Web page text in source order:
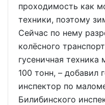
проходимость как
техники, поэтому
Сейчас по нему
колёсного
гусеничная
100 тонн, – добавил
инспектор по
Билибинского